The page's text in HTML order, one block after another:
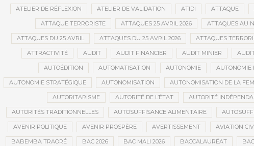
ATELIER DE RÉFLEXION ATELIER DE VALIDATION ATIDI ATTAQUE
ATTAQUE TERRORISTE ATTAQUES 25 AVRIL 2026 ATTAQUES AU
ATTAQUES DU 25 AVRIL ATTAQUES DU 25 AVRIL 2026 ATTAQUES
ATTRACTIVITÉ AUDIT AUDIT FINANCIER AUDIT MINIER
AUTOÉDITION AUTOMATISATION AUTONOMIE AUTONOMIE
AUTONOMIE STRATÉGIQUE AUTONOMISATION AUTONOMISATION DE LA
AUTORITARISME AUTORITÉ DE L’ÉTAT AUTORITÉ
AUTORITÉS TRADITIONNELLES AUTOSUFFISANCE ALIMENTAIRE
AVENIR POLITIQUE AVENIR PROSPÈRE AVERTISSEMENT AVIATION
BABEMBA TRAORÉ BAC 2026 BAC MALI 2026 BACCALAURÉAT